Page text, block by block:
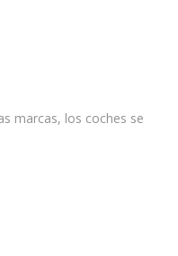
marcas, los coches se